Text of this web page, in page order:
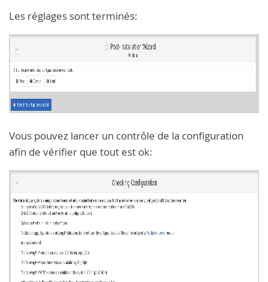
Les réglages sont terminés:
Vous pouvez lancer un contrôle de la configuration
afin de vérifier que tout est ok: